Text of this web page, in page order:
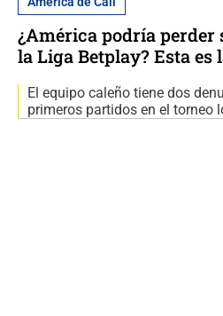
¿América podría perder
la Liga Betplay? Esta es
El equipo caleño tiene dos
primeros partidos en el torneo